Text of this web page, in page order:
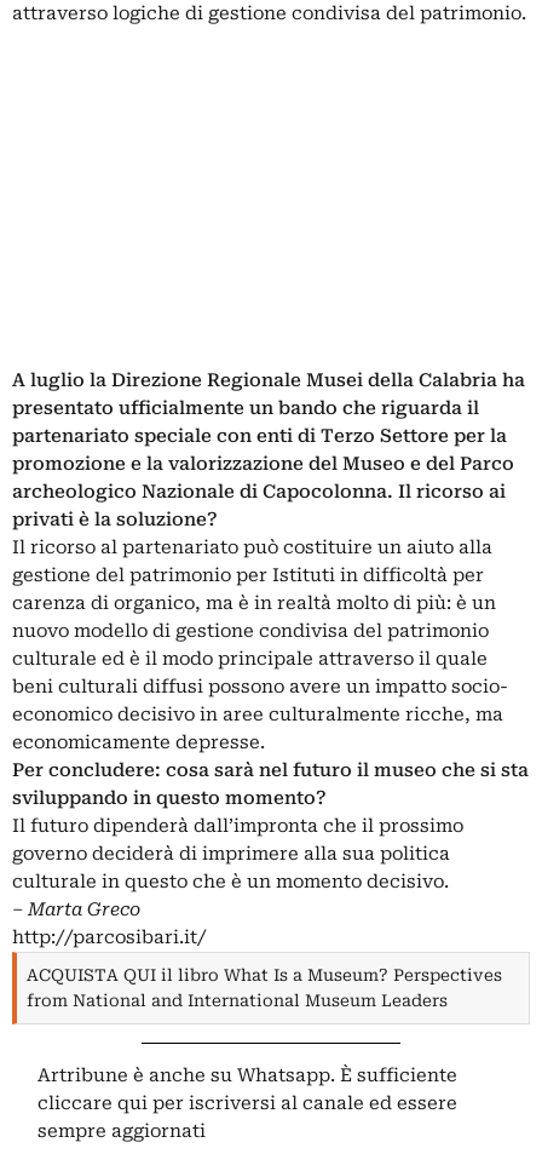
attraverso logiche di gestione condivisa del patrimonio.
A luglio la Direzione Regionale Musei della Calabria ha
presentato ufficialmente un bando che riguarda il
partenariato speciale con enti di Terzo Settore per la
promozione e la valorizzazione del Museo e del Parco
archeologico Nazionale di Capocolonna. Il ricorso ai
privati è la soluzione?
Il ricorso al partenariato può costituire un aiuto alla
gestione del patrimonio per Istituti in difficoltà per
carenza di organico, ma è in realtà molto di più: è un
nuovo modello di gestione condivisa del patrimonio
culturale ed è il modo principale attraverso il quale
beni culturali diffusi possono avere un impatto socio-
economico decisivo in aree culturalmente ricche, ma
economicamente depresse.
Per concludere: cosa sarà nel futuro il museo che si sta
sviluppando in questo momento?
Il futuro dipenderà dall’impronta che il prossimo
governo deciderà di imprimere alla sua politica
culturale in questo che è un momento decisivo.
‒Marta Greco
http://parcosibari.it/
ACQUISTA QUI il libro What Is a Museum? Perspectives
from National and International Museum Leaders
Artribune è anche su Whatsapp. È sufficiente
cliccare qui per iscriversi al canale ed essere
sempre aggiornati